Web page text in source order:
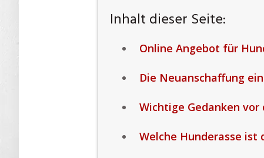
Inhalt dieser Seite:
Online Angebot für
Die Neuanschaffung
Wichtige Gedanken
Welche Hunderasse ist